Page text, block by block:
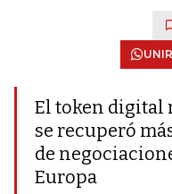
El token digital
se recuperó
de
Europa